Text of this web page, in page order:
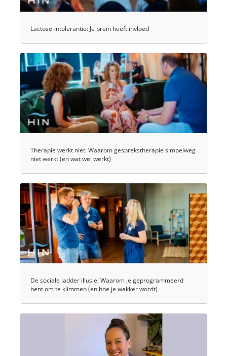
Lactose-intolerantie: Je brein heeft invloed
Therapie werkt niet: Waarom gesprekstherapie simpelweg
niet werkt (en wat wel werkt)
De sociale ladder illusie: Waarom je geprogrammeerd
bent om te klimmen (en hoe je wakker wordt)